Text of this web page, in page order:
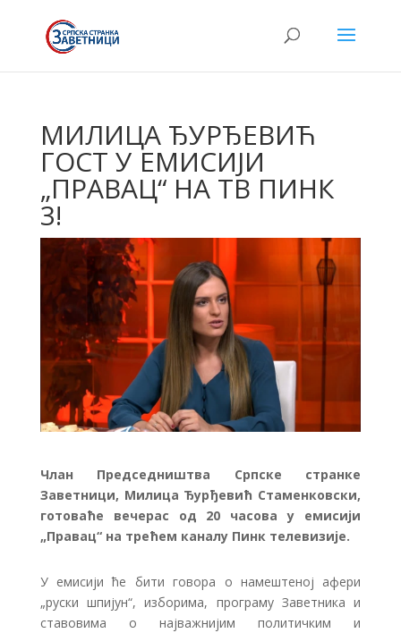
МИЛИЦА ЂУРЂЕВИЋ
ГОСТ У ЕМИСИЈИ
„ПРАВАЦ“ НА ТВ ПИНК
3!
Члан Председништва Српске странке
Заветници, Милица Ђурђевић Стаменковски,
готоваће вечерас од 20 часова у емисији
„Правац“ на трећем каналу Пинк телевизије.
У емисији ће бити говора о намештеној афери
„руски шпијун“, изборима, програму Заветника и
ставовима о најважнијим политичким и